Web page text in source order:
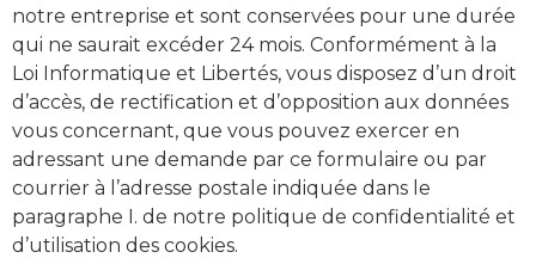
notre entreprise et sont conservées pour une durée
qui ne saurait excéder 24 mois. Conformément à la
Loi Informatique et Libertés, vous disposez d’un droit
d’accès, de rectification et d’opposition aux données
vous concernant, que vous pouvez exercer en
adressant une demande par ce formulaire ou par
courrier à l’adresse postale indiquée dans le
paragraphe I. de notre politique de confidentialité et
d’utilisation des cookies.